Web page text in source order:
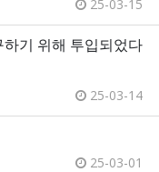
25-03-15
기 위해 투입되었다
25-03-14
25-03-01